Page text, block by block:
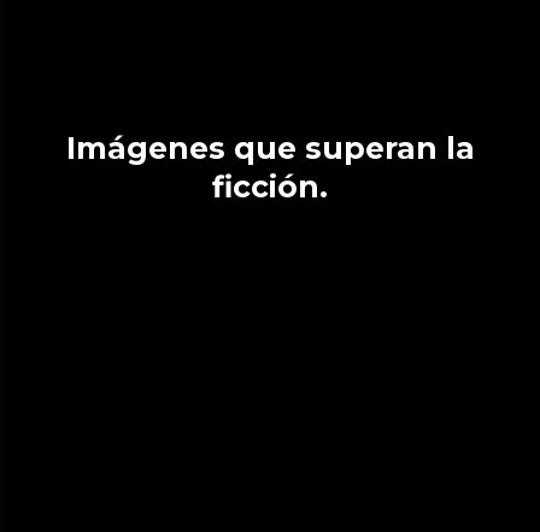
Imágenes que superan la
ficción.